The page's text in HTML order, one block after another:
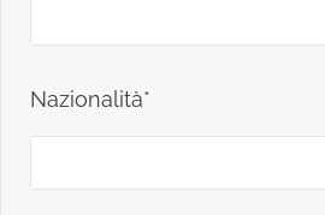
Nazionalità*